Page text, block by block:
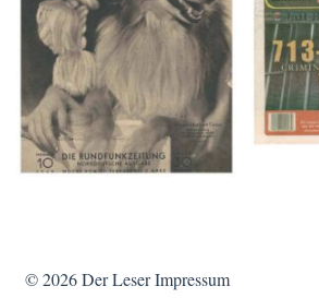
März
© 2026Der Leser Impressum